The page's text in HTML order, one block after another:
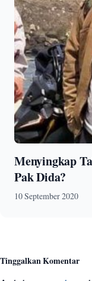
Menyingkap
Pak Dida?
10 September 2020
Tinggalkan Komentar